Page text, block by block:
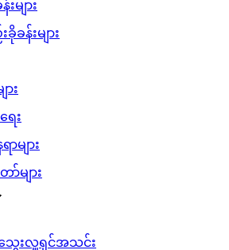
များ
န်းများ
း
း
များ
များ
ေးလှူရှင်အသင်း